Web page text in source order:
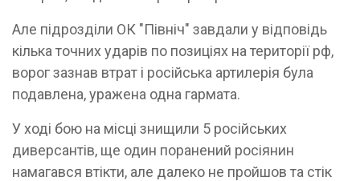
Але підрозділи ОК "Північ" завдали у відповідь
кілька точних ударів по позиціях на території рф,
ворог зазнав втрат і російська артилерія була
подавлена, уражена одна гармата.
У ході бою на місці знищили 5 російських
диверсантів, ще один поранений росіянин
намагався втікти, але далеко не пройшов та стік